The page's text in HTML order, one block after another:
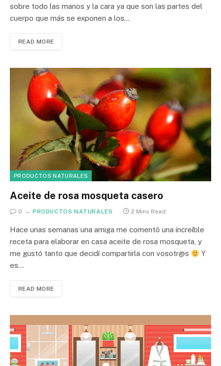
sobre todo las manos y la cara ya que son las partes del
cuerpo que más se exponen a los…
READ MORE
PRODUCTOS NATURALES
Aceite de rosa mosqueta casero
0 PRODUCTOS NATURALES 2 Mins Read
Hace unas semanas una amiga me comentó una increíble
receta para elaborar en casa aceite de rosa mosqueta, y
me gustó tanto que decidí compartirla con vosotr@s
Y
es…
READ MORE